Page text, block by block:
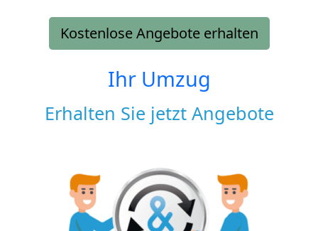
Kostenlose Angebote erhalten
Ihr Umzug
Erhalten Sie jetzt Angebote